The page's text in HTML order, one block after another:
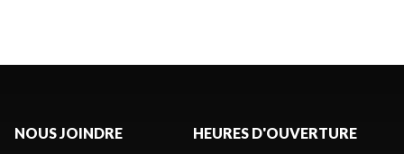
NOUS JOINDRE HEURES D'OUVERTURE